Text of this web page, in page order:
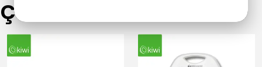
Çok Satanlar